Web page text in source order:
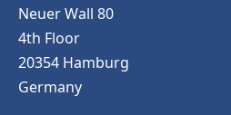
Neuer Wall 80
4th Floor
20354 Hamburg
Germany